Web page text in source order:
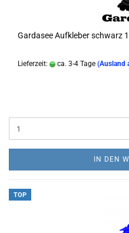
Gardasee Aufkleber schwarz
Lieferzeit: ca. 3-4 Tage (Ausland
IN DEN
TOP